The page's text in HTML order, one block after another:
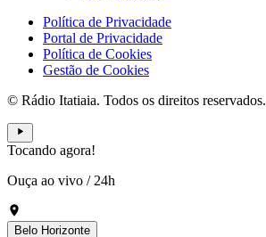
Política de Privacidade
Portal de Privacidade
Política de Cookies
Gestão de Cookies
© Rádio Itatiaia. Todos os direitos reservados.
Tocando agora!
Ouça ao vivo / 24h
Belo Horizonte